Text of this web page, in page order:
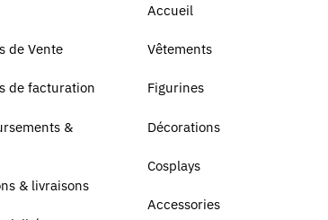
de Vente
de facturation
&
& livraisons
Accueil
Vêtements
Figurines
Décorations
Cosplays
Accessories